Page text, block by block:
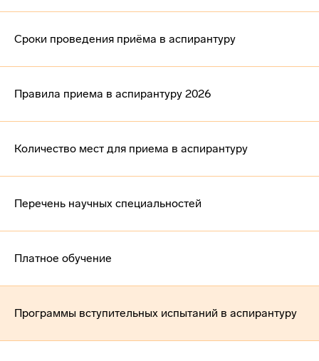
Сроки проведения приёма в аспирантуру
Правила приема в аспирантуру 2026
Количество мест для приема в аспирантуру
Перечень научных специальностей
Платное обучение
Программы вступительных испытаний в аспирантуру